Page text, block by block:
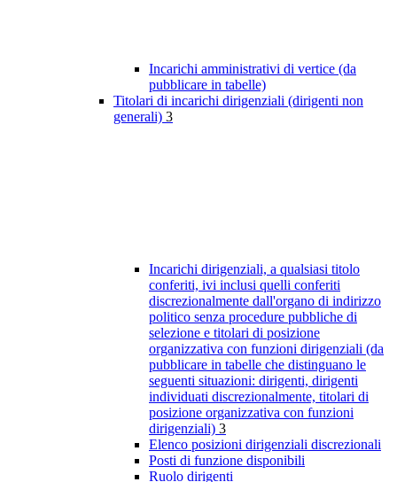
Incarichi amministrativi di vertice (da
pubblicare in tabelle)
Titolari di incarichi dirigenziali (dirigenti non
generali) 3
Incarichi dirigenziali, a qualsiasi titolo
conferiti, ivi inclusi quelli conferiti
discrezionalmente dall'organo di indirizzo
politico senza procedure pubbliche di
selezione e titolari di posizione
organizzativa con funzioni dirigenziali (da
pubblicare in tabelle che distinguano le
seguenti situazioni: dirigenti, dirigenti
individuati discrezionalmente, titolari di
posizione organizzativa con funzioni
dirigenziali) 3
Elenco posizioni dirigenziali discrezionali
Posti di funzione disponibili
Ruolo dirigenti